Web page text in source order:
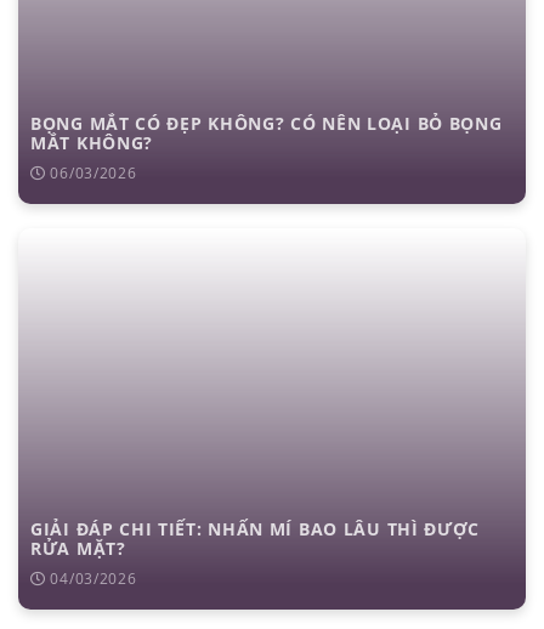
BỌNG MẮT CÓ ĐẸP KHÔNG? CÓ NÊN LOẠI BỎ BỌNG
MẮT KHÔNG?
06/03/2026
GIẢI ĐÁP CHI TIẾT: NHẤN MÍ BAO LÂU THÌ ĐƯỢC
RỬA MẶT?
04/03/2026